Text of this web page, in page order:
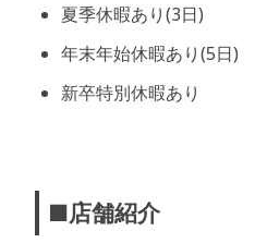
夏季休暇あり(3日)
年末年始休暇あり(5日)
新卒特別休暇あり
■店舗紹介